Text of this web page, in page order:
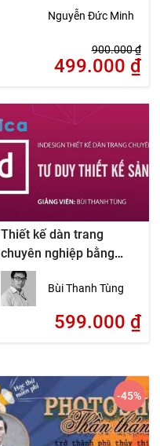
Nguyễn Đức Minh
900.000₫
499.000 ₫
Thiết kế dàn trang
chuyên nghiệp bằng
Indesign
Bùi Thanh Tùng
599.000 ₫
-45%